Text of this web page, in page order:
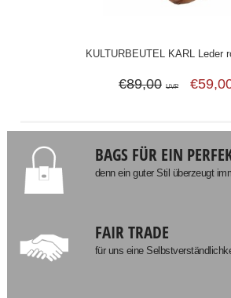
KULTURBEUTEL KARL Leder
€89,00 UVP
BAGS FÜR EIN
denn ein guter Stil überzeugt
FAIR TRADE
für uns eine